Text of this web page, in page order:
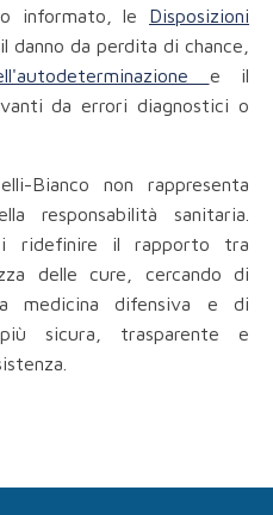
informato, le Disposizioni
, il danno da perdita di chance,
e il
da errori diagnostici o
Bianco non rappresenta
responsabilità sanitaria.
ridefinire il rapporto tra
delle cure, cercando di
medicina difensiva e di
sicura, trasparente e